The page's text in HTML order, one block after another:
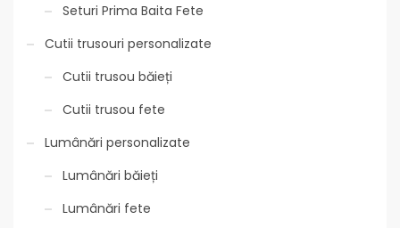
Seturi Prima Baita Fete
Cutii trusouri personalizate
Cutii trusou băieți
Cutii trusou fete
Lumânări personalizate
Lumânări băieți
Lumânări fete